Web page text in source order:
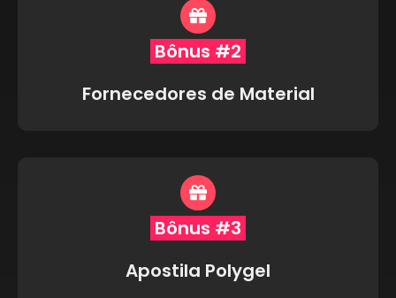
Bônus #2
Fornecedores de Material
Bônus #3
Apostila Polygel